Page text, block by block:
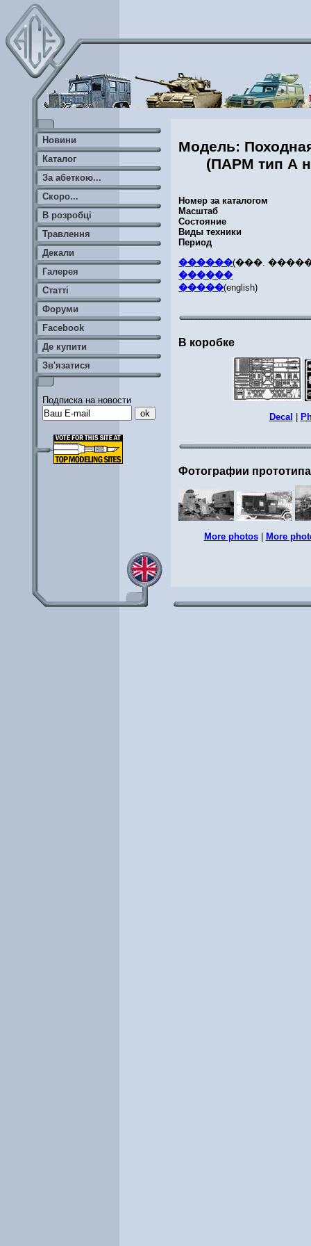
Модель:
(ПАРМ тип А
Номер за каталогом
Масштаб
Состояние
Виды техники
Период
������(���.
������
�����(english)
В коробке
Decal |
Фотографии прототипа
More photos| More
Новини
Каталог
За абеткою...
Скоро...
В розробці
Травлення
Декали
Галерея
Статті
Форуми
Facebook
Де купити
Зв'язатися
Подписка на новости